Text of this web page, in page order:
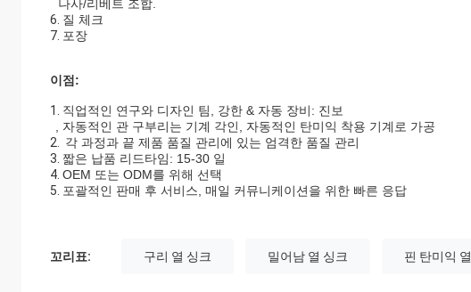
나사/리베트 조합.
6. 질 체크
7. 포장
이점:
1. 직업적인 연구와 디자인 팀, 강한 & 자동 장비: 진보
, 자동적인 관 구부리는 기계 각인, 자동적인 탄미익 착용 기계로 가공
2. 각 과정과 끝 제품 품질 관리에 있는 엄격한 품질 관리
3. 짧은 납품 리드타임: 15-30 일
4. OEM 또는 ODM를 위해 선택
5. 포괄적인 판매 후 서비스, 매일 커뮤니케이션을 위한 빠른 응답
꼬리표: 구리 열 싱크 밀어남 열 싱크 핀 탄미익